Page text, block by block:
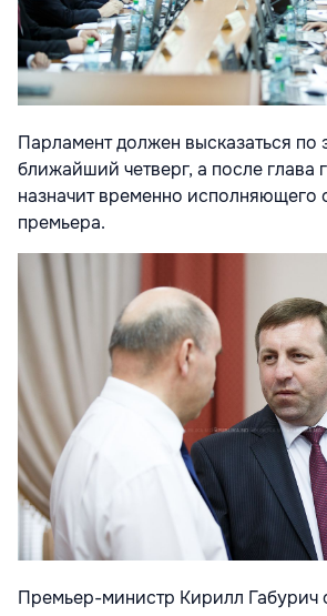
Парламент должен высказаться по
ближайший четверг, а после глава
назначит временно исполняющего
премьера.
Премьер-министр Кирилл Габурич